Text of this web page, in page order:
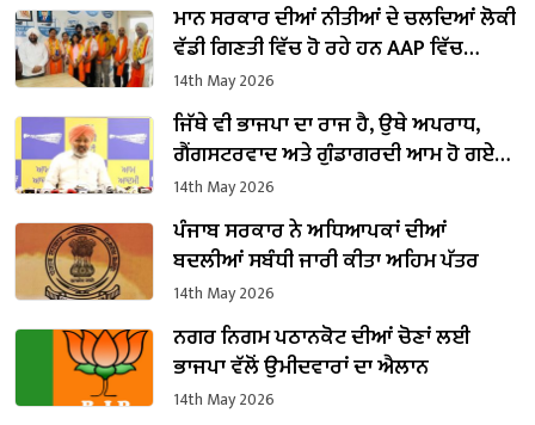
ਮਾਨ ਸਰਕਾਰ ਦੀਆਂ ਨੀਤੀਆਂ ਦੇ ਚਲਦਿਆਂ ਲੋਕੀ
ਵੱਡੀ ਗਿਣਤੀ ਵਿੱਚ ਹੋ ਰਹੇ ਹਨ AAP ਵਿੱਚ
ਸ਼ਾਮਿਲ : ਕੁਲਵੰਤ ਸਿੰਘ
14th May 2026
ਜਿੱਥੇ ਵੀ ਭਾਜਪਾ ਦਾ ਰਾਜ ਹੈ, ਉਥੇ ਅਪਰਾਧ,
ਗੈਂਗਸਟਰਵਾਦ ਅਤੇ ਗੁੰਡਾਗਰਦੀ ਆਮ ਹੋ ਗਏ
ਹਨ : ਹਰਪਾਲ ਸਿੰਘ ਚੀਮਾ
14th May 2026
ਪੰਜਾਬ ਸਰਕਾਰ ਨੇ ਅਧਿਆਪਕਾਂ ਦੀਆਂ
ਬਦਲੀਆਂ ਸਬੰਧੀ ਜਾਰੀ ਕੀਤਾ ਅਹਿਮ ਪੱਤਰ
14th May 2026
ਨਗਰ ਨਿਗਮ ਪਠਾਨਕੋਟ ਦੀਆਂ ਚੋਣਾਂ ਲਈ
ਭਾਜਪਾ ਵੱਲੋਂ ਉਮੀਦਵਾਰਾਂ ਦਾ ਐਲਾਨ
14th May 2026